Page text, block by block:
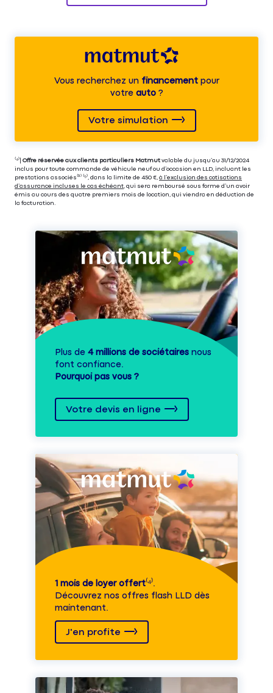
Vous recherchez unfinancementpour
votre auto?
Votre simulation
⁽⁴⁾| Offre réservée aux clients particuliers Matmut valable du jusqu’au 31/12/2024
inclus pour toute commande de véhicule neuf ou d’occasion en LLD, incluant les
prestations associés⁽³⁾ ⁽⁵⁾, dans la limite de 450 €, à l’exclusion des cotisations
d’assurance incluses le cas échéant , qui sera remboursé sous forme d’un avoir
émis au cours des quatre premiers mois de location, qui viendra en déduction de
la facturation.
Plus de 4 millions de sociétaires nous
font confiance.
Pourquoi pas vous ?
Votre devis en ligne
1 mois de loyer offert⁽⁴⁾.
Découvrez nos offres flash LLD dès
maintenant.
J'en profite